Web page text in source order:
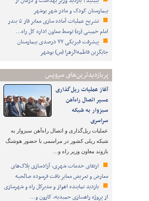
بیمارستان کودک و مادر شهر بوشهر
تشریح عملیات آماده سازی معابر فاز ۵ بندر
امام خمینی (ره) توسط معاون اداره کل راه…
پیشرفت فیزیکی ۷۷ درصدی بیمارستان
جایگزین فاطمه‌الزهرا (س) بوشهر
پربازدیدترین‌های سرویس
آغاز عملیات ریل‌گذاری
مسیر اتصال راه‌آهن
سبزوار به شبکه
سراسری
عملیات ریل‌گذاری و اتصال راه‌آهن سبزوار به
شبکه ریلی کشور در مراسمی با حضور هوشنگ
بازوند معاون وزیر راه و…
ارتقای خدمات شهری، آزادسازی پلاک‌های
معارض و تعریض معابر بافت فرسوده صالحیه
بازدید نماینده اهواز و مدیرکل راه و شهرسازی
از پروژه راهسازی حمیدیه، کارون و…